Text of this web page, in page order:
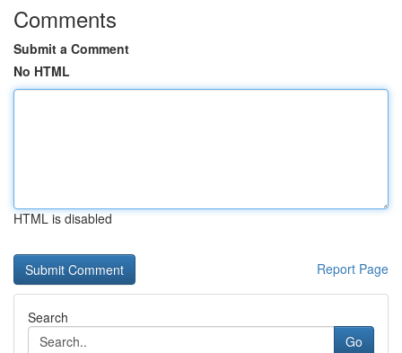
Comments
Submit a Comment
No HTML
HTML is disabled
Report Page
Search
Go